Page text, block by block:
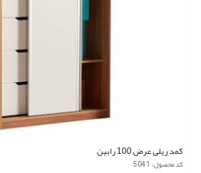
کمد ریلی عرض 100 رابین
کد محصول: 5041